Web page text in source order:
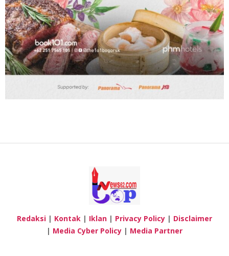
Redaksi | Kontak | Iklan | Privacy Policy | Disclaimer
| Media Cyber Policy | Media Partner